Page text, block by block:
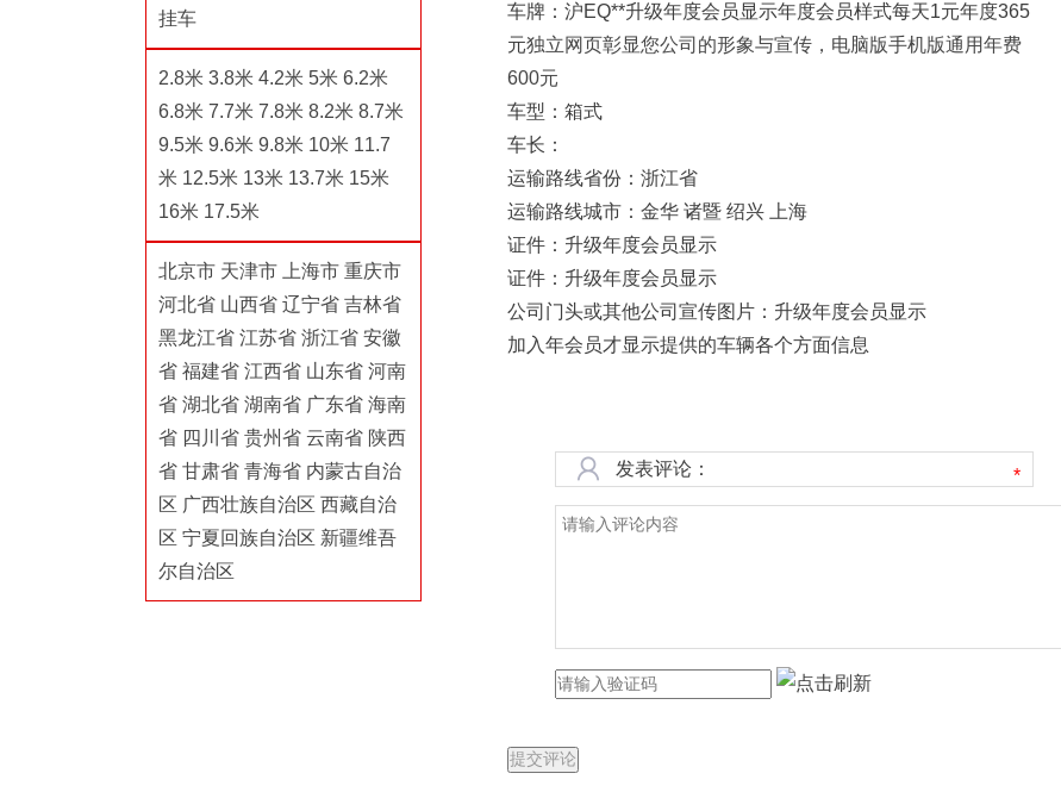
挂车
2.8米 3.8米 4.2米 5米 6.2米
6.8米 7.7米 7.8米 8.2米 8.7米
9.5米 9.6米 9.8米 10米 11.7
米 12.5米 13米 13.7米 15米
16米 17.5米
北京市 天津市 上海市 重庆市
河北省 山西省 辽宁省 吉林省
黑龙江省 江苏省 浙江省 安徽
省 福建省 江西省 山东省 河南
省 湖北省 湖南省 广东省 海南
省 四川省 贵州省 云南省 陕西
省 甘肃省 青海省 内蒙古自治
区 广西壮族自治区 西藏自治
区 宁夏回族自治区 新疆维吾
尔自治区
车牌：沪EQ**升级年度会员显示年度会员样式每天1元年度365
元独立网页彰显您公司的形象与宣传，电脑版手机版通用年费
600元
车型：箱式
车长：
运输路线省份：浙江省
运输路线城市：金华 诸暨 绍兴 上海
证件：升级年度会员显示
证件：升级年度会员显示
公司门头或其他公司宣传图片：升级年度会员显示
加入年会员才显示提供的车辆各个方面信息
发表评论： *